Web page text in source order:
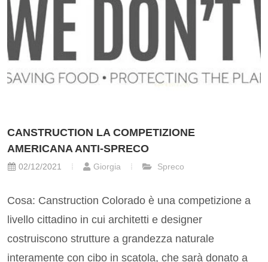
CANSTRUCTION LA COMPETIZIONE
AMERICANA ANTI-SPRECO
02/12/2021 Giorgia Spreco
Cosa: Canstruction Colorado è una competizione a
livello cittadino in cui architetti e designer
costruiscono strutture a grandezza naturale
interamente con cibo in scatola, che sarà donato a